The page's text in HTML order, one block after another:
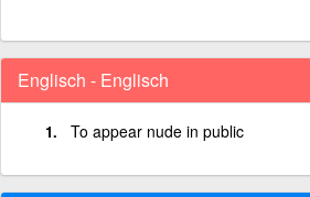
Englisch - Englisch
To appear nude in public